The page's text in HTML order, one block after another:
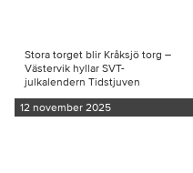
Stora torget blir Kråksjö torg –
Västervik hyllar SVT-
julkalendern Tidstjuven
12 november 2025